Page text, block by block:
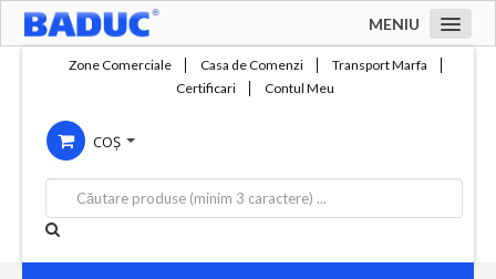
MENIU
Compania
Servicii
Productie
Contact
Zone Comerciale Casa de Comenzi
Transport Marfa
Certificari
Contul Meu
COȘ